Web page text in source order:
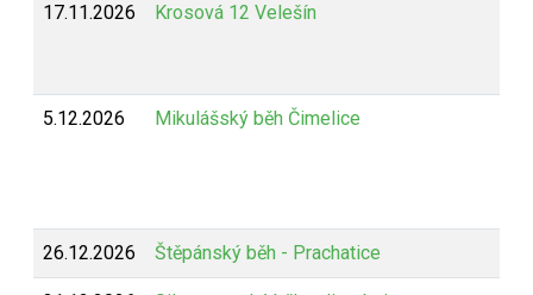
17.11.2026 Krosová 12 Velešín
5.12.2026 Mikulášský běh Čimelice
26.12.2026 Štěpánský běh - Prachatice